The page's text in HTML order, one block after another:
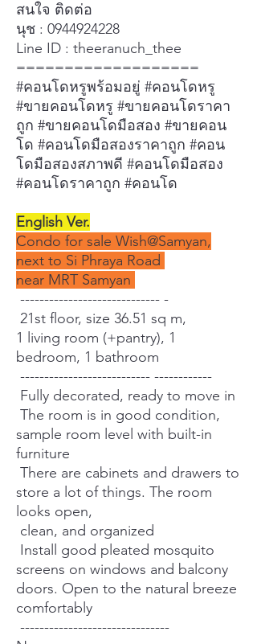
สนใจ ติดต่อ
นุช : 0944924228
Line ID : theeranuch_thee
===================
#คอนโดหรูพร้อมอยู่ #คอนโดหรู
#ขายคอนโดหรู #ขายคอนโดราคา
ถูก #ขายคอนโดมือสอง #ขายคอน
โด #คอนโดมือสองราคาถูก #คอน
โดมือสองสภาพดี #คอนโดมือสอง
#คอนโดราคาถูก #คอนโด
English Ver.
Condo for sale Wish@Samyan,
next to Si Phraya Road
near MRT Samyan
----------------------------- -
21st floor, size 36.51 sq m,
1 living room (+pantry), 1
bedroom, 1 bathroom
--------------------------- ------------
Fully decorated, ready to move in
The room is in good condition,
sample room level with built-in
furniture
There are cabinets and drawers to
store a lot of things. The room
looks open,
clean, and organized
Install good pleated mosquito
screens on windows and balcony
doors. Open to the natural breeze
comfortably
-------------------------------